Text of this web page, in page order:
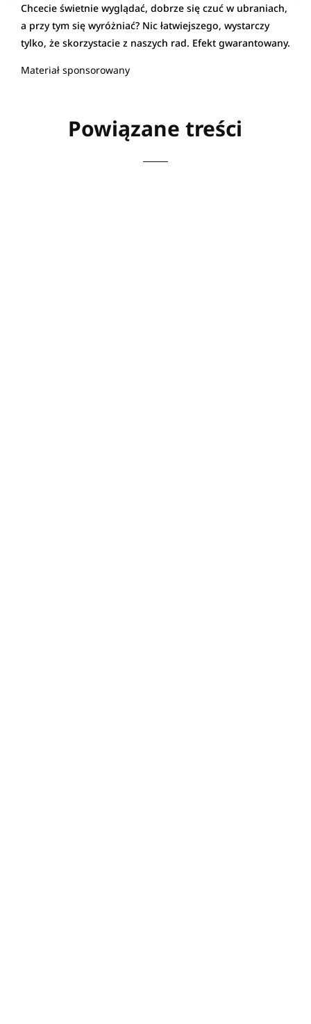
Chcecie świetnie wyglądać, dobrze się czuć w ubraniach,
a przy tym się wyróżniać? Nic łatwiejszego, wystarczy
tylko, że skorzystacie z naszych rad. Efekt gwarantowany.
Materiał sponsorowany
Powiązane treści